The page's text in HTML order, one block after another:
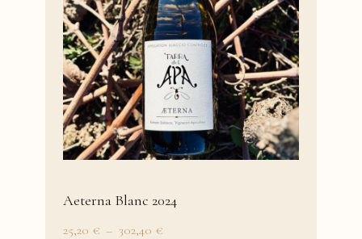
Aeterna Blanc 2024
25,20 € – 302,40 €Plage